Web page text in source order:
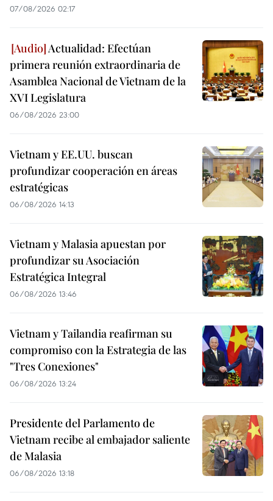
07/08/2026 02:17
Actualidad: Efectúan
primera reunión extraordinaria de
Asamblea Nacional de Vietnam de la
XVI Legislatura
06/08/2026 23:00
Vietnam y EE.UU. buscan
profundizar cooperación en áreas
estratégicas
06/08/2026 14:13
Vietnam y Malasia apuestan por
profundizar su Asociación
Estratégica Integral
06/08/2026 13:46
Vietnam y Tailandia reafirman su
compromiso con la Estrategia de las
"Tres Conexiones"
06/08/2026 13:24
Presidente del Parlamento de
Vietnam recibe al embajador saliente
de Malasia
06/08/2026 13:18